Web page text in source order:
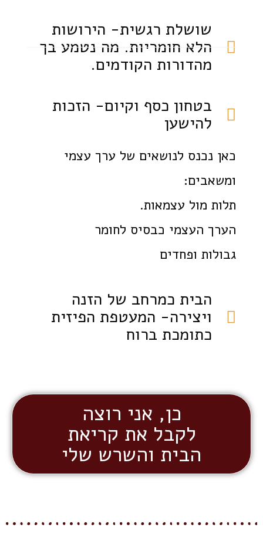
שושלת רגשית- הירושות
הלא חומריות. מה נטמע בך
מהדורות הקודמים.
בטחון כסף וקיום- הזכות
להישען
כאן נכנס לנושאים של ערך עצמי
ומשאבים:
תלות מול עצמאות.
הערך העצמי כבסיס לחומר
גבולות ופחדים
הבית כמרחב של הזנה
ויצירה- המעטפת הפיזית
כתומכת ברוח
כן, אני רוצה
לקבל את קריאת
הבית והשרש שלי